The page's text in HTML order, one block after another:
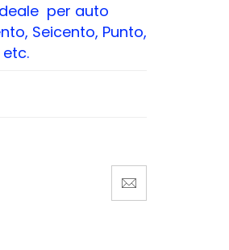
per auto
Seicento, Punto,